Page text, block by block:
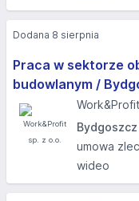
Praca w sektorze
budowlanym /
umowa
wideo
Dodana 8 sierpnia